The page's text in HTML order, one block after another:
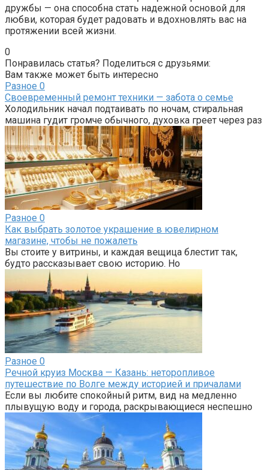
дружбы — она способна стать надежной основой для
любви, которая будет радовать и вдохновлять вас на
протяжении всей жизни.
0
Понравилась статья? Поделиться с друзьями:
Вам также может быть интересно
Разное 0
Своевременный ремонт техники — забота о семье
Холодильник начал подтаивать по ночам, стиральная
машина гудит громче обычного, духовка греет через раз
Разное 0
Как выбрать золотое украшение в ювелирном
магазине, чтобы не пожалеть
Вы стоите у витрины, и каждая вещица блестит так,
будто рассказывает свою историю. Но
Разное 0
Речной круиз Москва — Казань: неторопливое
путешествие по Волге между историей и причалами
Если вы любите спокойный ритм, вид на медленно
плывущую воду и города, раскрывающиеся неспешно